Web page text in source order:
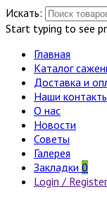
Искать:
Start typing to see
Главная
Каталог
Доставка и
Наши
О нас
Новости
Советы
Галерея
Закладки 0
Login / Register